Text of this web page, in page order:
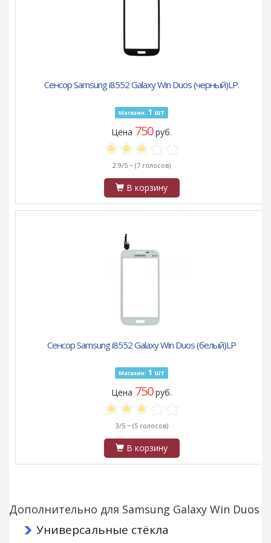
Сенсор Samsung i8552 Galaxy Win Duos (черный)LP.
Магазин: 1 шт
Цена 750руб.
2.9/5 ~ (7 голосов)
В корзину
Сенсор Samsung i8552 Galaxy Win Duos (белый)LP
Магазин: 1 шт
Цена 750руб.
3/5 ~ (5 голосов)
В корзину
Дополнительно для Samsung Galaxy Win Duos
Универсальные стёкла